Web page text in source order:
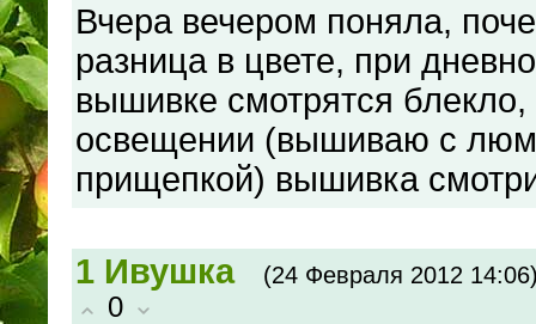
Вчера вечером поняла,
разница в цвете, при
вышивке смотрятся
освещении (вышиваю с
прищепкой) вышивка
1 Ивушка (24 Февраля 2012
0